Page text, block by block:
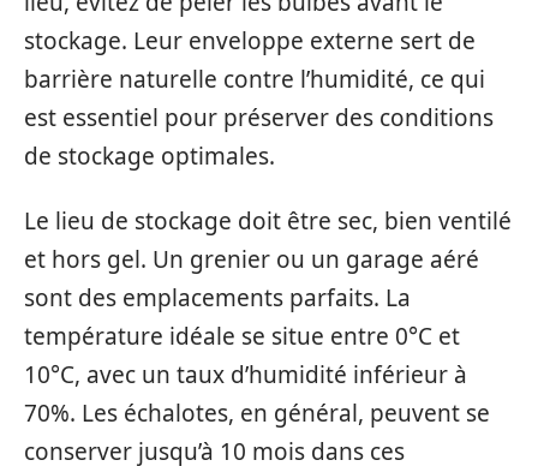
stockage. Leur enveloppe externe sert de
barrière naturelle contre l’humidité, ce qui
est essentiel pour préserver des conditions
de stockage optimales.
Le lieu de stockage doit être sec, bien ventilé
et hors gel. Un grenier ou un garage aéré
sont des emplacements parfaits. La
température idéale se situe entre 0°C et
10°C, avec un taux d’humidité inférieur à
70%. Les échalotes, en général, peuvent se
conserver jusqu’à 10 mois dans ces